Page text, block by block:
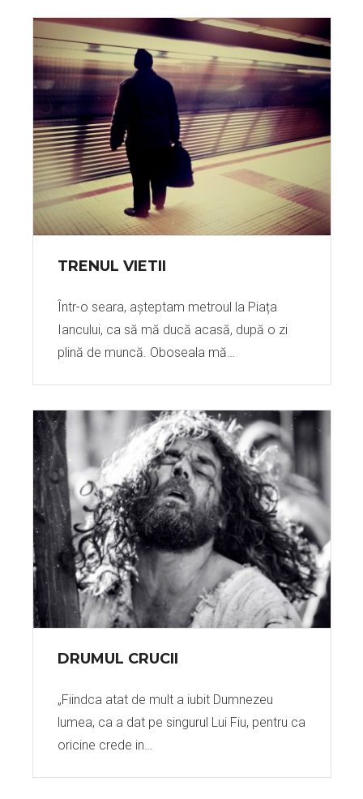
TRENUL VIETII
Într-o seara, așteptam metroul la Piața
Iancului, ca să mă ducă acasă, după o zi
plină de muncă. Oboseala mă…
DRUMUL CRUCII
„Fiindca atat de mult a iubit Dumnezeu
lumea, ca a dat pe singurul Lui Fiu, pentru ca
oricine crede in…